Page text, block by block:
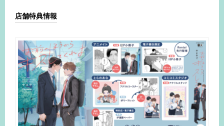
店舗特典情報